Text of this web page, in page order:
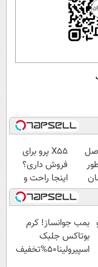
X55 پرو برای
فروش داری؟
اینجا راحت و
سریع بفروشش
بمب جوانساز! کرم
بوتاکس جلبک
اسپیرولینا50%تخفیف